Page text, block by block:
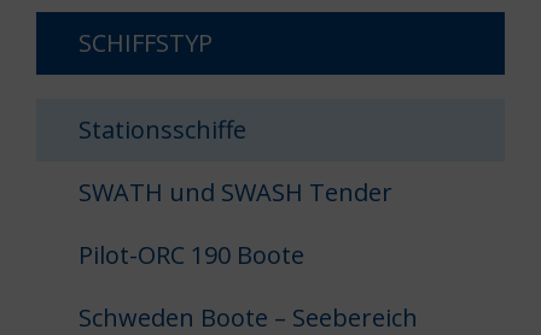
SCHIFFSTYP
Stationsschiffe
SWATH und SWASH Tender
Pilot-ORC 190 Boote
Schweden Boote – Seebereich